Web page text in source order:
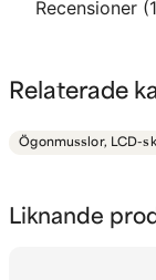
Liknande
Fråga oss
email
Mejladress
Recensioner
Odd
Inget att anmärka
Relaterade
Ögonmusslor, LCD-